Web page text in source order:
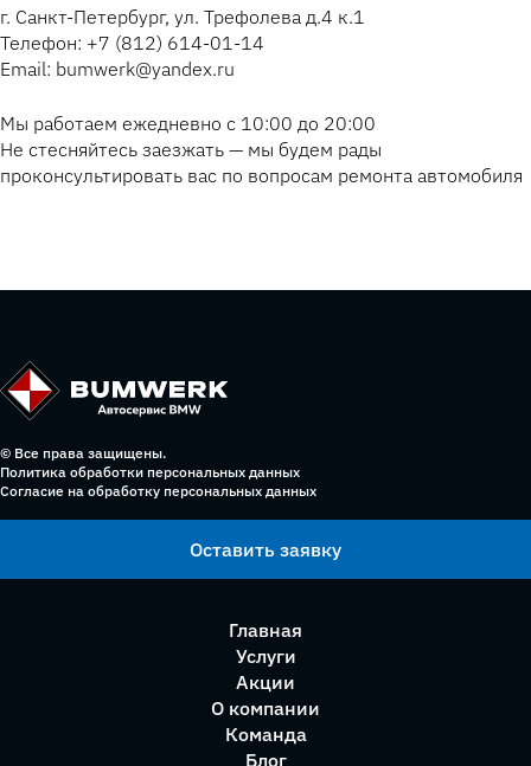
г. Санкт-Петербург, ул. Трефолева д.4 к.1
Телефон: +7 (812) 614-01-14
Email: bumwerk@yandex.ru
Мы работаем ежедневно с 10:00 до 20:00
Не стесняйтесь заезжать — мы будем рады
проконсультировать вас по вопросам ремонта автомобиля
© Все права защищены.
Политика обработки персональных данных
Согласие на обработку персональных данных
Оставить заявку
Главная
Услуги
Акции
О компании
Команда
Блог